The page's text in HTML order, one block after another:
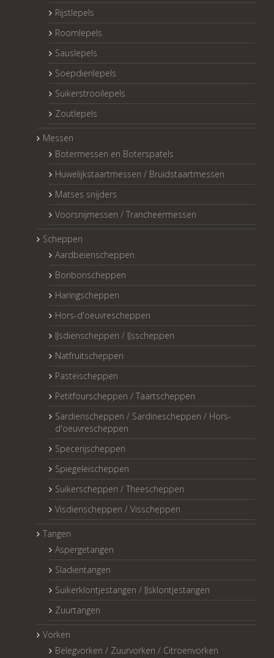
Rijstlepels
Roomlepels
Sauslepels
Soepdienlepels
Suikerstrooilepels
Zoutlepels
Messen
Botermessen en Boterspatels
Huwelijkstaartmessen / Bruidstaartmessen
Matses snijders
Voorsnijmessen / Trancheermessen
Scheppen
Aardbeienscheppen
Bonbonscheppen
Haringscheppen
Hors-d'oeuvrescheppen
IJsdienscheppen / IJsscheppen
Natfruitscheppen
Pasteischeppen
Petitfourscheppen / Taartscheppen
Sardienscheppen / Sardinescheppen / Hors-
d'oeuvrescheppen
Specerijscheppen
Spiegeleischeppen
Suikerscheppen / Theescheppen
Visdienscheppen / Visscheppen
Tangen
Aspergetangen
Sladientangen
Suikerklontjestangen / IJsklontjestangen
Zuurtangen
Vorken
Belegvorken / Zuurvorken / Citroenvorken